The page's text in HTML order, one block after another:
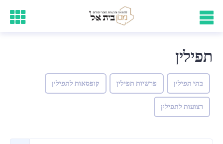
תפילין
בתי תפילין פרשיות תפילין קופסאות לתפילין
רצועות לתפילין